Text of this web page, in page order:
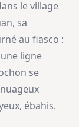
le village
sa
au fiasco :
ligne
se
ébahis.